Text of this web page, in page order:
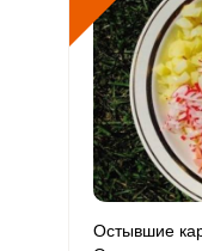
Остывшие